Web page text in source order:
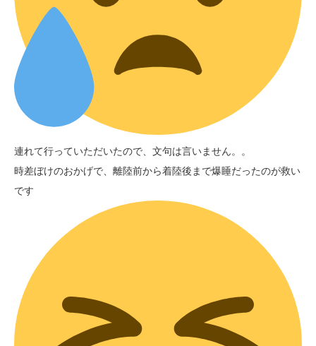
連れて行っていただいたので、文句は言いません。。
時差ぼけのおかげで、離陸前から着陸後まで爆睡だったのが救い
です